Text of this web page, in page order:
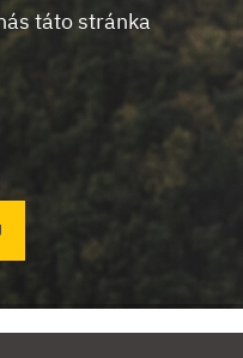
táto stránka